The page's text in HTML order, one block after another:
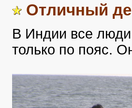
Отличный
В Индии все люди
только по пояс.